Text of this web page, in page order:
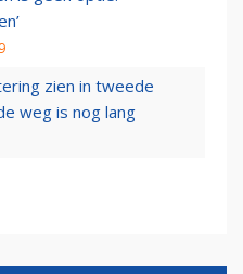
zien in tweede
weg is nog lang